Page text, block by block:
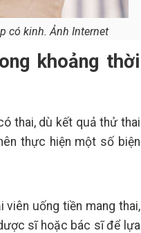
có kinh. Ảnh Internet
khoảng thời
thai, dù kết quả thử thai
thực hiện một số biện
uống tiền mang thai,
sĩ hoặc bác sĩ để lựa